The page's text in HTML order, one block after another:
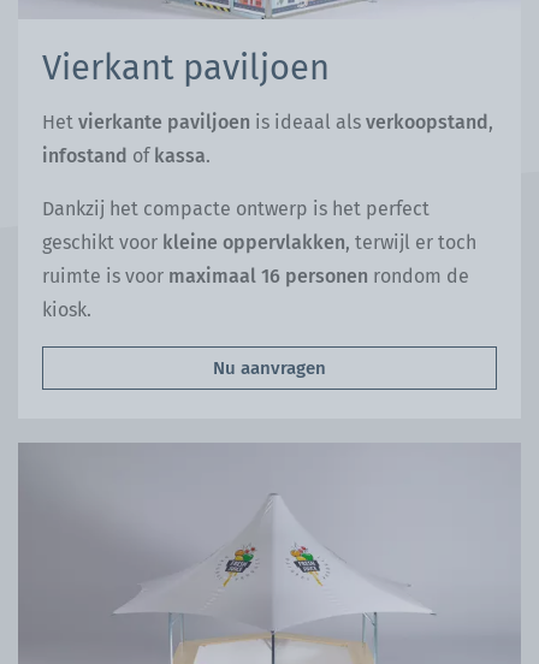
Vierkant paviljoen
Het vierkante paviljoen is ideaal als verkoopstand,
infostand of kassa.
Dankzij het compacte ontwerp is het perfect
geschikt voor kleine oppervlakken, terwijl er toch
ruimte is voor maximaal 16 personen rondom de
kiosk.
Nu aanvragen